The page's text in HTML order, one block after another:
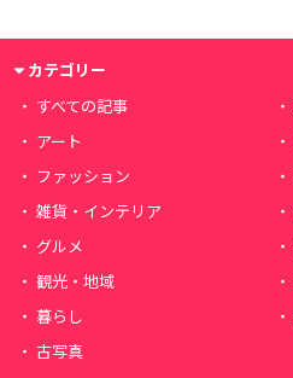
カテゴリー
すべての記事
アート
ファッション
雑貨・インテリア
グルメ
観光・地域
暮らし
古写真